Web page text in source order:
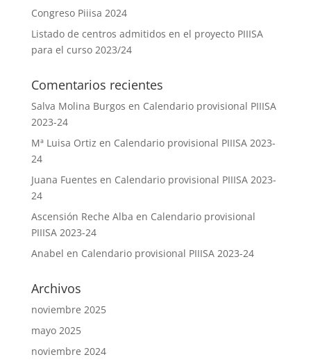
Congreso Piiisa 2024
Listado de centros admitidos en el proyecto PIIISA
para el curso 2023/24
Comentarios recientes
Salva Molina Burgos en Calendario provisional PIIISA
2023-24
Mª Luisa Ortiz en Calendario provisional PIIISA 2023-
24
Juana Fuentes en Calendario provisional PIIISA 2023-
24
Ascensión Reche Alba en Calendario provisional
PIIISA 2023-24
Anabel en Calendario provisional PIIISA 2023-24
Archivos
noviembre 2025
mayo 2025
noviembre 2024